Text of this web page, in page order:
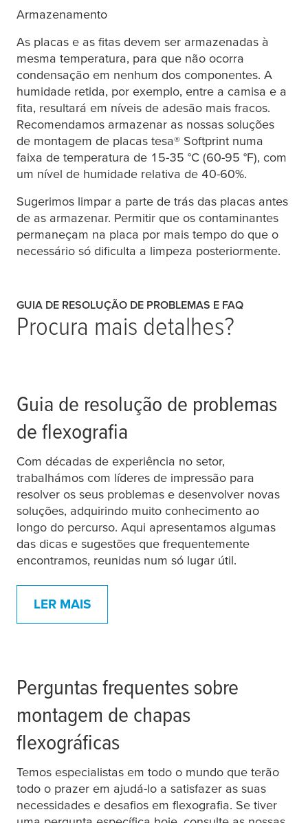
Armazenamento
As placas e as fitas devem ser armazenadas à
mesma temperatura, para que não ocorra
condensação em nenhum dos componentes. A
humidade retida, por exemplo, entre a camisa e a
fita, resultará em níveis de adesão mais fracos.
Recomendamos armazenar as nossas soluções
de montagem de placas tesa® Softprint numa
faixa de temperatura de 15-35 °C (60-95 °F), com
um nível de humidade relativa de 40-60%.
Sugerimos limpar a parte de trás das placas antes
de as armazenar. Permitir que os contaminantes
permaneçam na placa por mais tempo do que o
necessário só dificulta a limpeza posteriormente.
GUIA DE RESOLUÇÃO DE PROBLEMAS E FAQ
Procura mais detalhes?
Guia de resolução de problemas
de flexografia
Com décadas de experiência no setor,
trabalhámos com líderes de impressão para
resolver os seus problemas e desenvolver novas
soluções, adquirindo muito conhecimento ao
longo do percurso. Aqui apresentamos algumas
das dicas e sugestões que frequentemente
encontramos, reunidas num só lugar útil.
LER MAIS
Perguntas frequentes sobre
montagem de chapas
flexográficas
Temos especialistas em todo o mundo que terão
todo o prazer em ajudá-lo a satisfazer as suas
necessidades e desafios em flexografia. Se tiver